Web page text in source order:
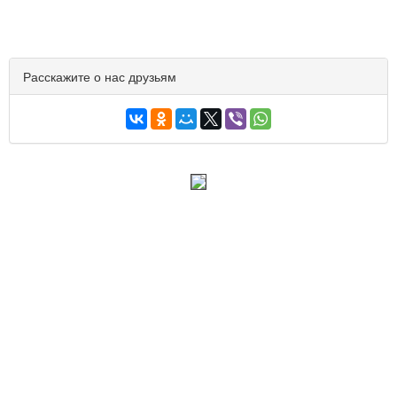
Расскажите о нас друзьям